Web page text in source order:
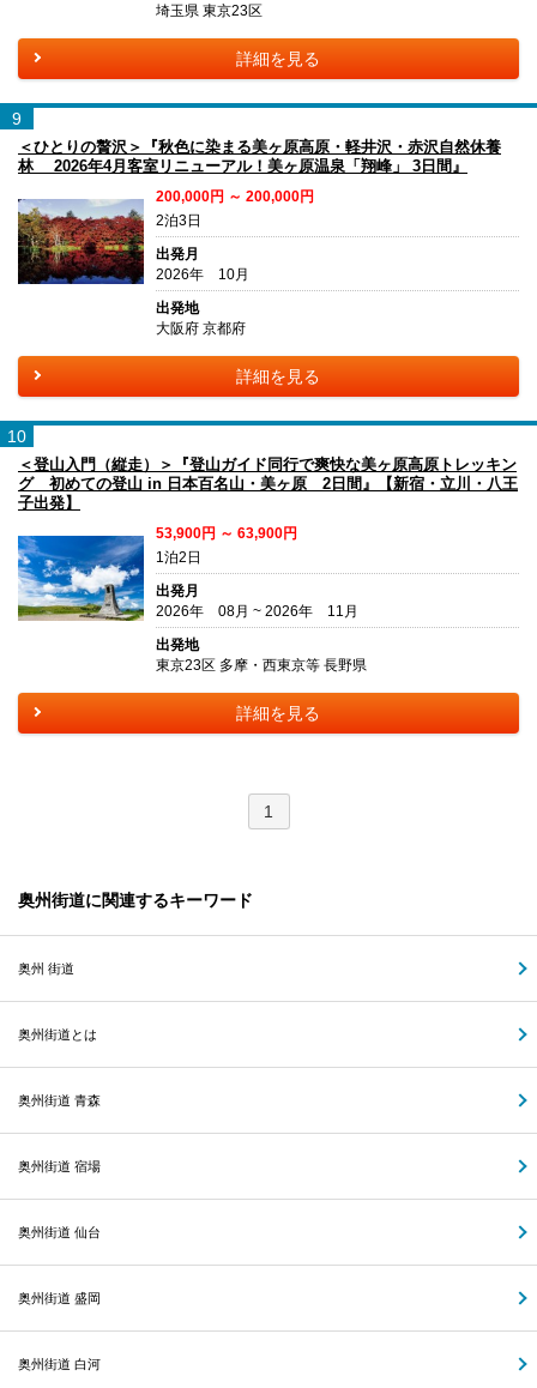
埼玉県 東京23区
詳細を見る
9
＜ひとりの贅沢＞『秋色に染まる美ヶ原高原・軽井沢・赤沢自然休養
林 2026年4月客室リニューアル！美ヶ原温泉「翔峰」 3日間』
200,000円 ～ 200,000円
2泊3日
出発月
2026年 10月
出発地
大阪府 京都府
詳細を見る
10
＜登山入門（縦走）＞『登山ガイド同行で爽快な美ヶ原高原トレッキン
グ 初めての登山 in 日本百名山・美ヶ原 2日間』【新宿・立川・八王
子出発】
53,900円 ～ 63,900円
1泊2日
出発月
2026年 08月 ~ 2026年 11月
出発地
東京23区 多摩・西東京等 長野県
詳細を見る
1
奥州街道に関連するキーワード
奥州 街道
奥州街道とは
奥州街道 青森
奥州街道 宿場
奥州街道 仙台
奥州街道 盛岡
奥州街道 白河